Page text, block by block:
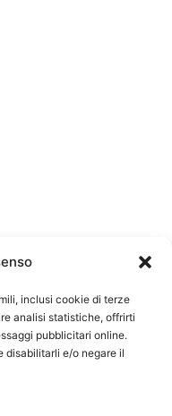
inclusi cookie di terze
analisi statistiche, offrirti
pubblicitari online.
disabilitarli e/o negare il